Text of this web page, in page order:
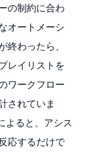
の制約に合わ
オートメーシ
わったら、
レイリストを
ワークフロー
されていま
ると、アシス
応するだけで